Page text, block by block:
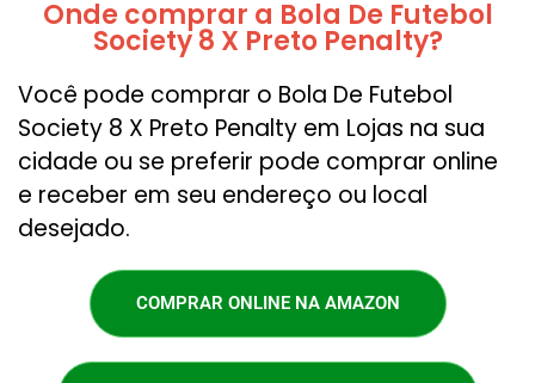
Onde comprar a Bola De Futebol
Society 8 X Preto Penalty?
Você pode comprar o Bola De Futebol
Society 8 X Preto Penalty em Lojas na sua
cidade ou se preferir pode comprar online
e receber em seu endereço ou local
desejado.
COMPRAR ONLINE NA AMAZON